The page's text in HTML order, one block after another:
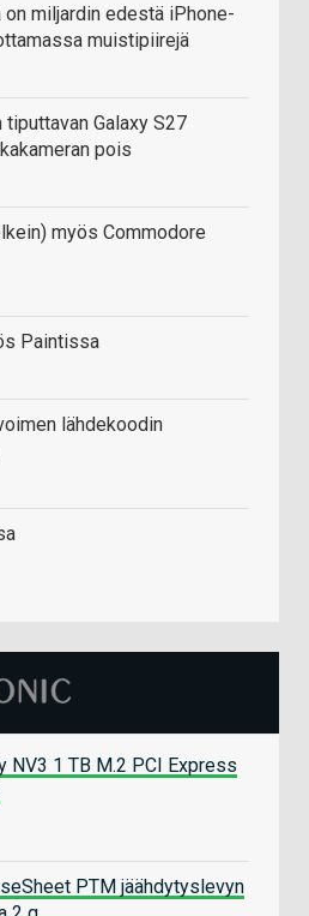
on miljardin edestä iPhone-
muistipiirejä
tiputtavan Galaxy S27
pois
myös Commodore
Paintissa
lähdekoodin
NV3 1 TB M.2 PCI Express
PTM jäähdytyslevyn